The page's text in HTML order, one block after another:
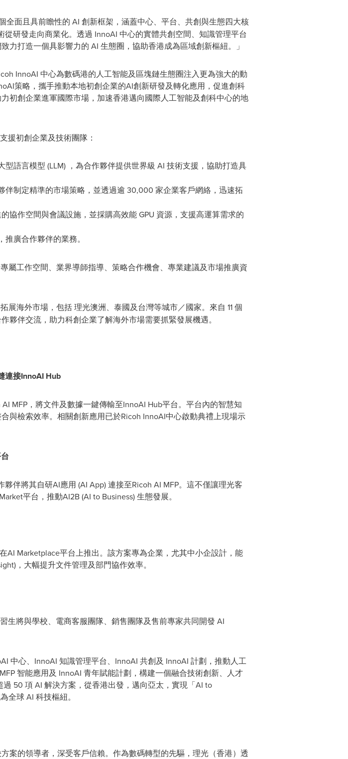
全面且具前瞻性的 AI 創新框架，涵蓋中心、平台、共創與生態四大核
研發走向商業化。透過 InnoAI 中心的實體共創空間、知識管理平台
打造一個具影響力的 AI 生態圈，協助香港成為區域創新樞紐。」
InnoAI 中心為數碼港的人工智能及區塊鏈生態圈注入更為強大的動
策略，攜手推動本地初創企業的AI創新研發及轉化應用，促進創科
初創企業進軍國際市場，加速香港邁向國際人工智能及創科中心的地
援初創企業及技術團隊：
型語言模型 (LLM) ，為合作夥伴提供世界級 AI 技術支援，協助打造具
伴制定精準的市場策略，並透過逾 30,000 家企業客戶網絡，迅速拓
協作空間與會議設施，並採購高效能 GPU 資源，支援高運算需求的
廣合作夥伴的業務。
屬工作空間、業界導師指導、策略合作機會、專業建議及市場推廣資
展海外市場，包括 理光澳洲、泰國及台灣等城市／國家。來自 11 個
伴交流，助力科創企業了解海外市場需要抓緊發展機遇。
連接InnoAI Hub
MFP，將文件及數據一鍵傳輸至InnoAI Hub平台。平台內的智慧知
與檢索效率。相關創新應用已於Ricoh InnoAI中心啟動典禮上現場示
夥伴將其自研AI應用 (AI App)連接至Ricoh AI MFP。這不僅讓理光客
平台，推動AI2B(AI to Business)生態發展。
AI Marketplace平台上推出。該方案專為企業，尤其中小企設計，能
)，大幅提升文件管理及部門協作效率。
生將與學校、電商客服團隊、銷售團隊及售前專家共同開發 AI
中心、InnoAI 知識管理平台、InnoAI 共創及 InnoAI 計劃，推動人工
智能應用及 InnoAI 青年賦能計劃，構建一個融合技術創新、人才
50 項 AI 解決方案，從香港出發，邁向亞太，實現「AI to
全球 AI 科技樞紐。
案的領導者，深受客戶信賴。作為數碼轉型的先驅，理光（香港） 透